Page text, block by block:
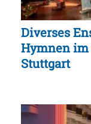
Diverses
Hymnen im
Stuttgart